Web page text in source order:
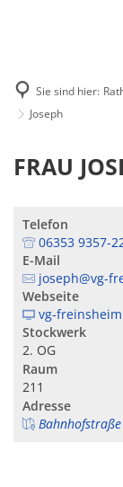
Sie sind hier:
Joseph
FRAU
Telefon
06353 9357-
E-Mail
joseph@vg-
Webseite
vg-
Stockwerk
2. OG
Raum
211
Adresse